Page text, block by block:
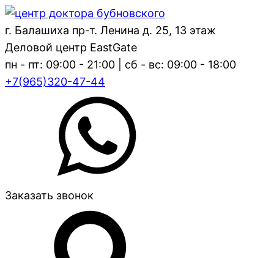
г. Балашиха пр-т. Ленина д. 25, 13 этаж
Деловой центр EastGate
пн - пт: 09:00 - 21:00 | сб - вс: 09:00 - 18:00
+7(965)320-47-44
Заказать звонок